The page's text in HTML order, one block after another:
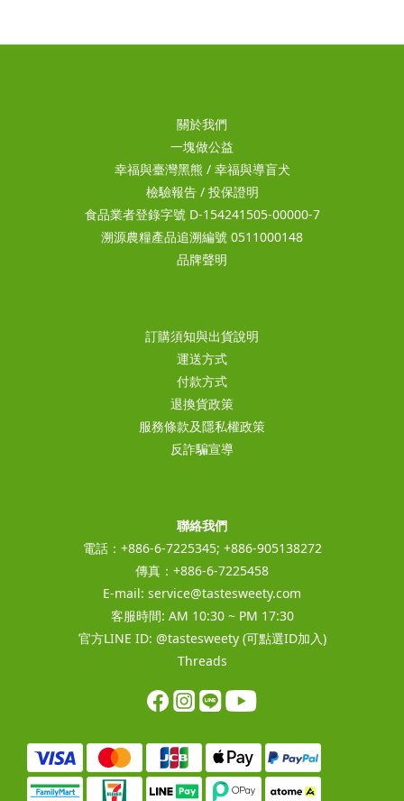
關於我們
一塊做公益
幸福與臺灣黑熊 / 幸福與導盲犬
檢驗報告/ 投保證明
食品業者登錄字號 D-154241505-00000-7
溯源農糧產品追溯編號 0511000148
品牌聲明
訂購須知與出貨說明
運送方式
付款方式
退換貨政策
服務條款及隱私權政策
反詐騙宣導
聯絡我們
電話：+886-6-7225345; +886-905138272
傳真：+886-6-7225458
E-mail: service@tastesweety.com
客服時間: AM 10:30 ~ PM 17:30
官方LINE ID: @tastesweety(可點選ID加入)
Threads